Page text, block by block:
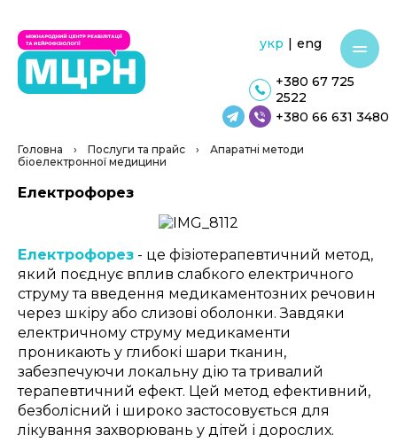
+380 66 631 3480
+380 67 725
2522
укр | eng
Головна › Послуги та прайс ›
Апаратні методи
біоелектронної медицини
Електрофорез
Електрофорез - це фізіотерапевтичний метод,
який поєднує вплив слабкого електричного
струму та введення медикаментозних речовин
через шкіру або слизові оболонки. Завдяки
електричному струму медикаменти
проникають у глибокі шари тканин,
забезпечуючи локальну дію та тривалий
терапевтичний ефект. Цей метод ефективний,
безболісний і широко застосовується для
лікування захворювань у дітей і дорослих.